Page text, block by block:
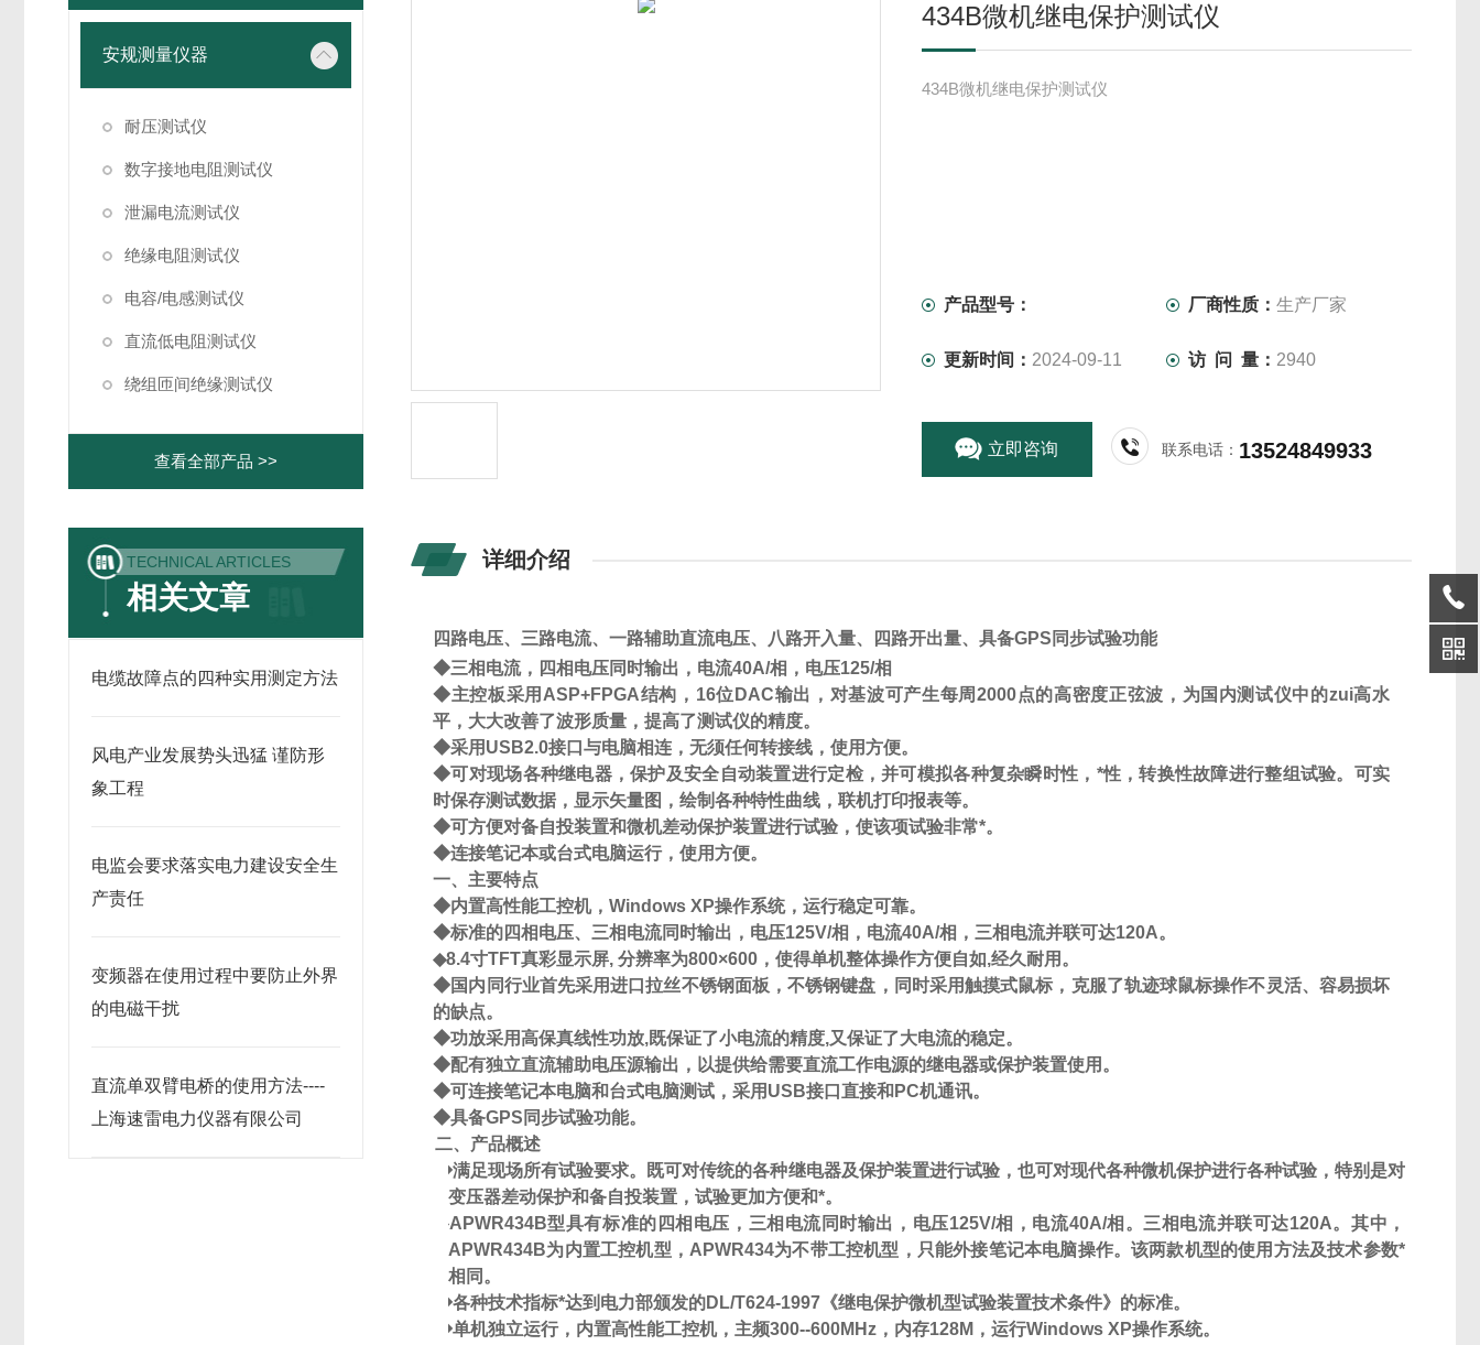
安规测量仪器
耐压测试仪
数字接地电阻测试仪
泄漏电流测试仪
绝缘电阻测试仪
电容/电感测试仪
直流低电阻测试仪
绕组匝间绝缘测试仪
查看全部产品 >>
TECHNICAL ARTICLES
相关文章
电缆故障点的四种实用测定方法
风电产业发展势头迅猛 谨防形
象工程
电监会要求落实电力建设安全生
产责任
变频器在使用过程中要防止外界
的电磁干扰
直流单双臂电桥的使用方法----
上海速雷电力仪器有限公司
434B微机继电保护测试仪
434B微机继电保护测试仪
产品型号： 厂商性质：生产厂家
更新时间： 2024-09-11 访 问 量： 2940
立即咨询 联系电话： 13524849933
详细介绍
四路电压、三路电流、一路辅助直流电压、八路开入量、四路开出量、具备GPS 同步试验功能
◆三相电流，四相电压同时输出，电流40A/相，电压125/相
◆主控板采用 ASP+FPGA结构， 16位 DAC输出，对基波可产生每周2000点的高密度正弦波，为国内测试仪中的zui高水
平，大大改善了波形质量，提高了测试仪的精度。
◆采用 USB2.0接口与电脑相连，无须任何转接线，使用方便。
◆可对现场各种继电器，保护及安全自动装置进行定检，并可模拟各种复杂瞬时性，*性，转换性故障进行整组试验。可实
时保存测试数据，显示矢量图，绘制各种特性曲线，联机打印报表等。
◆可方便对备自投装置和微机差动保护装置进行试验，使该项试验非常*。
◆连接笔记本或台式电脑运行，使用方便。
一、主要特点
◆内置高性能工控机，Windows XP操作系统，运行稳定可靠。
◆标准的四相电压、三相电流同时输出，电压125V/相，电流40A/相，三相电流并联可达120A。
◆8.4寸TFT真彩显示屏,分辨率为800×600 ，使得单机整体操作方便自如,经久耐用。
◆国内同行业首先采用进口拉丝不锈钢面板，不锈钢键盘，同时采用触摸式鼠标，克服了轨迹球鼠标操作不灵活、容易损坏
的缺点。
◆功放采用高保真线性功放,既保证了小电流的精度,又保证了大电流的稳定。
◆配有独立直流辅助电压源输出，以提供给需要直流工作电源的继电器或保护装置使用。
◆可连接笔记本电脑和台式电脑测试，采用 USB接口直接和 PC机通讯。
◆具备GPS 同步试验功能。
二、产品概述
◆满足现场所有试验要求。既可对传统的各种继电器及保护装置进行试验，也可对现代各种微机保护进行各种试验，特别是对
变压器差动保护和备自投装置，试验更加方便和*。
◆APWR434B型具有标准的四相电压，三相电流同时输出，电压125V/相，电流40A/相。三相电流并联可达120A。其中，
APWR434B为内置工控机型， APWR434为不带工控机型，只能外接笔记本电脑操作。该两款机型的使用方法及技术参数*
相同。
◆各种技术指标*达到电力部颁发的DL/T624-1997 《继电保护微机型试验装置技术条件》的标准。
◆单机独立运行，内置高性能工控机，主频300--600MHz ，内存128M ，运行Windows XP操作系统。